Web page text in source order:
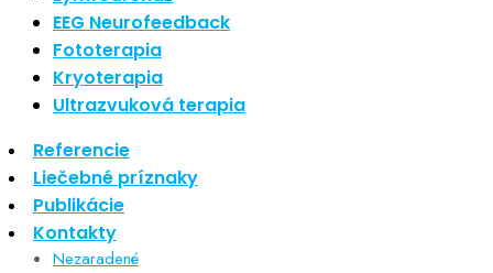
EEG Neurofeedback
Fototerapia
Kryoterapia
Ultrazvuková terapia
Referencie
Liečebné príznaky
Publikácie
Kontakty
Archív
september 2021
august 2020
Kategórie
Nezaradené